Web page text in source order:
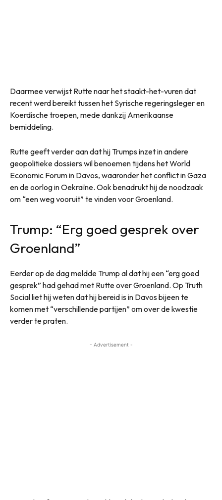
Daarmee verwijst Rutte naar het staakt-het-vuren dat
recent werd bereikt tussen het Syrische regeringsleger en
Koerdische troepen, mede dankzij Amerikaanse
bemiddeling.
Rutte geeft verder aan dat hij Trumps inzet in andere
geopolitieke dossiers wil benoemen tijdens het World
Economic Forum in Davos, waaronder het conflict in Gaza
en de oorlog in Oekraïne. Ook benadrukt hij de noodzaak
om “een weg vooruit” te vinden voor Groenland.
Trump: “Erg goed gesprek over
Groenland”
Eerder op de dag meldde Trump al dat hij een “erg goed
gesprek” had gehad met Rutte over Groenland. Op Truth
Social liet hij weten dat hij bereid is in Davos bijeen te
komen met “verschillende partijen” om over de kwestie
verder te praten.
- Advertisement -